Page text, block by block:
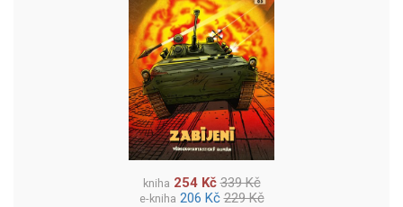
kniha 254 Kč 339 Kč
e-kniha 206 Kč 229 Kč